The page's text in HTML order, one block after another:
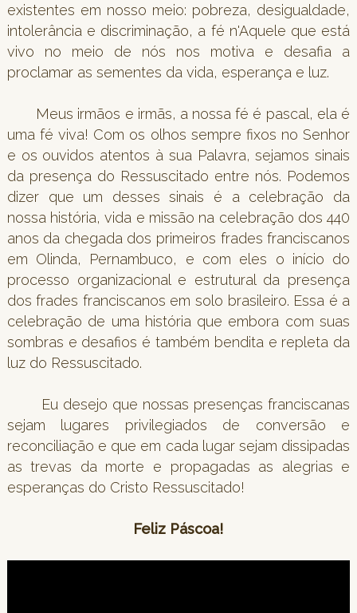
existentes em nosso meio: pobreza, desigualdade,
intolerância e discriminação, a fé n'Aquele que está
vivo no meio de nós nos motiva e desafia a
proclamar as sementes da vida, esperança e luz.
Meus irmãos e irmãs, a nossa fé é pascal, ela é
uma fé viva! Com os olhos sempre fixos no Senhor
e os ouvidos atentos à sua Palavra, sejamos sinais
da presença do Ressuscitado entre nós. Podemos
dizer que um desses sinais é a celebração da
nossa história, vida e missão na celebração dos 440
anos da chegada dos primeiros frades franciscanos
em Olinda, Pernambuco, e com eles o início do
processo organizacional e estrutural da presença
dos frades franciscanos em solo brasileiro. Essa é a
celebração de uma história que embora com suas
sombras e desafios é também bendita e repleta da
luz do Ressuscitado.
Eu desejo que nossas presenças franciscanas
sejam lugares privilegiados de conversão e
reconciliação e que em cada lugar sejam dissipadas
as trevas da morte e propagadas as alegrias e
esperanças do Cristo Ressuscitado!
Feliz Páscoa!